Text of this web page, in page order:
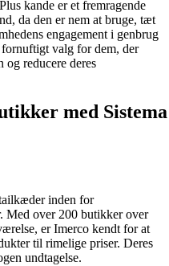
kande er et fremragende
da den er nem at bruge, tæt
engagement i genbrug
valg for dem, der
reducere deres
med Sistema
inden for
Med over 200 butikker over
er Imerco kendt for at
til rimelige priser. Deres
undtagelse.